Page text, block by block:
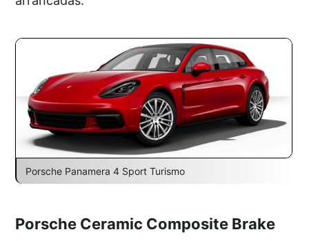
Porsche Panamera 4 Sport Turismo
Porsche Ceramic Composite Brake